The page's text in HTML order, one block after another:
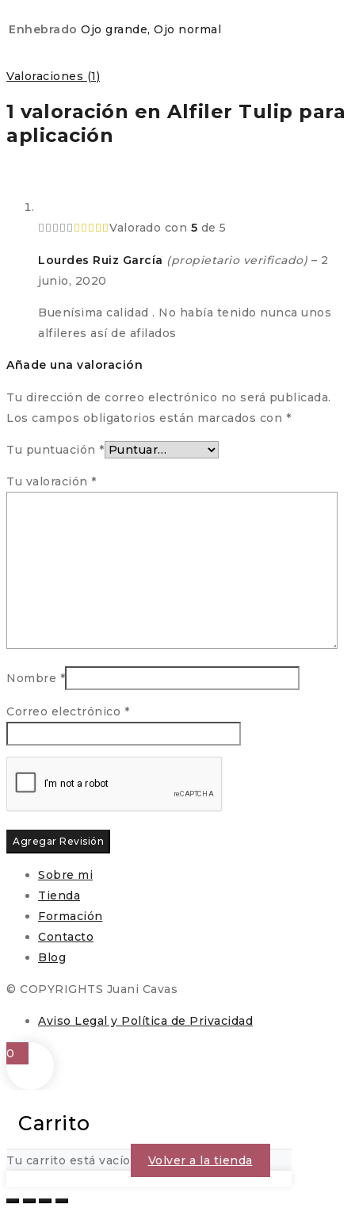
Enhebrado Ojo grande, Ojo normal
Valoraciones (1)
1 valoración en Alfiler Tulip para
aplicación
Valorado con 5 de 5
Lourdes Ruiz García (propietario verificado) – 2
junio, 2020
Buenísima calidad . No había tenido nunca unos
alfileres así de afilados
Añade una valoración
Tu dirección de correo electrónico no será publicada.
Los campos obligatorios están marcados con *
Tu puntuación *
Tu valoración *
Nombre *
Correo electrónico *
Sobre mi
Tienda
Formación
Contacto
Blog
© COPYRIGHTS Juani Cavas
Aviso Legal y Política de Privacidad
0
Carrito
Tu carrito está vacío Volver a la tienda